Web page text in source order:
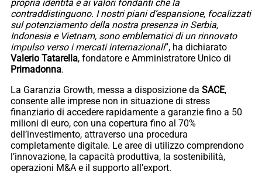
propria identità e ai valori fondanti che la
contraddistinguono. I nostri piani d’espansione, focalizzati
sul potenziamento della nostra presenza in Serbia,
Indonesia e Vietnam, sono emblematici di un rinnovato
impulso verso i mercati internazionali”, ha dichiarato
Valerio Tatarella, fondatore e Amministratore Unico di
Primadonna.
La Garanzia Growth, messa a disposizione da SACE,
consente alle imprese non in situazione di stress
finanziario di accedere rapidamente a garanzie fino a 50
milioni di euro, con una copertura fino al 70%
dell’investimento, attraverso una procedura
completamente digitale. Le aree di utilizzo comprendono
l’innovazione, la capacità produttiva, la sostenibilità,
operazioni M&A e il supporto all’export.